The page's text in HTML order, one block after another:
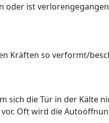
oder ist verlorengegangen
Kräften so verformt/
die Tür in der Kälte
Oft wird die